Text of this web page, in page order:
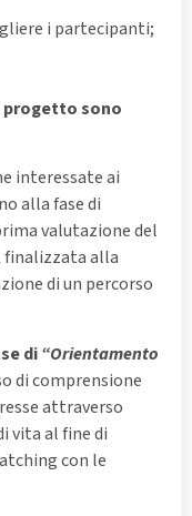
i partecipanti;
sono
interessate ai
alla fase di
valutazione del
finalizzata alla
di un percorso
di“Orientamento
di comprensione
attraverso
vita al fine di
con le